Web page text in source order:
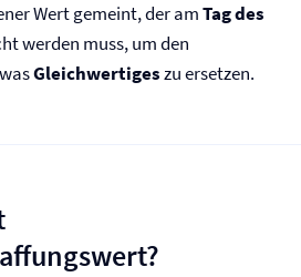
Wert gemeint, der amTag des
werden muss, um den
Gleichwertigeszu ersetzen.